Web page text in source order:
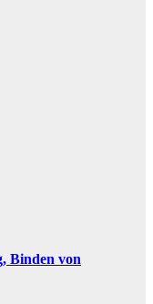
Binden von